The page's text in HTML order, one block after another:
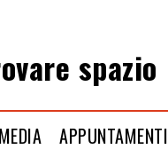
spazio
APPUNTAMENTI